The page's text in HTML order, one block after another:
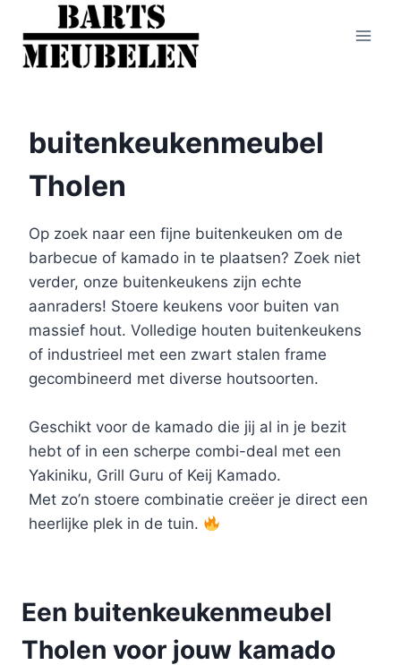
Doorgaan
naar
inhoud
buitenkeukenmeubel
Tholen
Op zoek naar een fijne buitenkeuken om de
barbecue of kamado in te plaatsen? Zoek niet
verder, onze buitenkeukens zijn echte
aanraders! Stoere keukens voor buiten van
massief hout. Volledige houten buitenkeukens
of industrieel met een zwart stalen frame
gecombineerd met diverse houtsoorten.
Geschikt voor de kamado die jij al in je bezit
hebt of in een scherpe combi-deal met een
Yakiniku, Grill Guru of Keij Kamado.
Met zo’n stoere combinatie creëer je direct een
heerlijke plek in de tuin.
Een buitenkeukenmeubel
Tholen voor jouw kamado